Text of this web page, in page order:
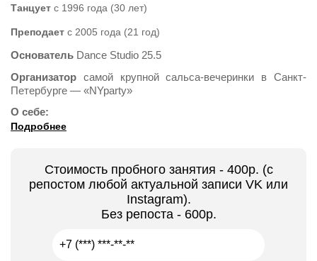
Танцует с 1996 года (30 лет)
Преподает с 2005 года (21 год)
Основатель Dance Studio 25.5
Организатор самой крупной сальса-вечеринки в Санкт-
Петербурге — «NYparty»
О себе:
Подробнее
Стоимость пробного занятия - 400р. (с
репостом любой актуальной записи VK или
Instagram).
Без репоста - 600р.